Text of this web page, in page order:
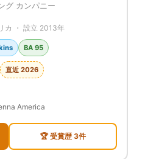
グ カンパニー
・ 設立 2013年
BA 95
直近 2026
America
🏆 受賞歴 3件